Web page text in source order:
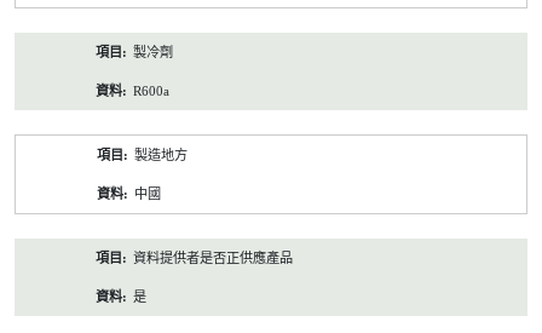
製冷劑
R600a
製造地方
中國
資料提供者是否正供應產品
是